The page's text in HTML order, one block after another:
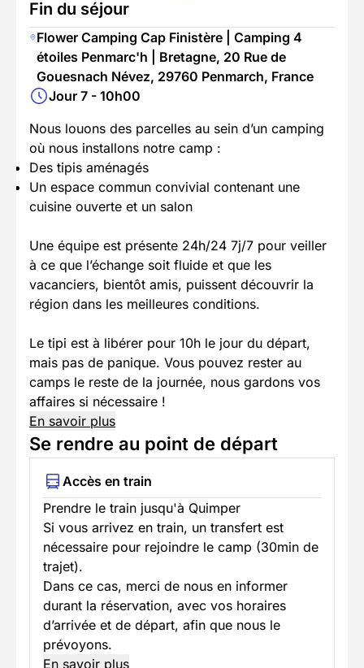
Fin du séjour
Flower Camping Cap Finistère | Camping 4
étoiles Penmarc'h | Bretagne, 20 Rue de
Gouesnach Névez, 29760 Penmarch, France
Jour 7 - 10h00
Nous louons des parcelles au sein d’un camping
où nous installons notre camp :
Des tipis aménagés
Un espace commun convivial contenant une
cuisine ouverte et un salon
Une équipe est présente 24h/24 7j/7 pour veiller
à ce que l’échange soit fluide et que les
vacanciers, bientôt amis, puissent découvrir la
région dans les meilleures conditions.
Le tipi est à libérer pour 10h le jour du départ,
mais pas de panique. Vous pouvez rester au
camps le reste de la journée, nous gardons vos
affaires si nécessaire !
En savoir plus
Se rendre au point de départ
Accès en train
Prendre le train jusqu'à Quimper
Si vous arrivez en train, un transfert est
nécessaire pour rejoindre le camp (30min de
trajet).
Dans ce cas, merci de nous en informer
durant la réservation, avec vos horaires
d’arrivée et de départ, afin que nous le
prévoyons.
En savoir plus